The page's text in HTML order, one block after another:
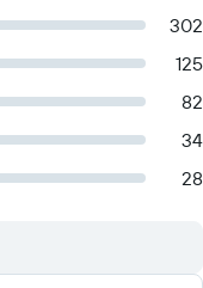
302
125
82
34
28